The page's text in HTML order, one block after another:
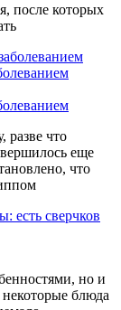
после которых
разве что
еще
что
есть сверчков
но и
блюда